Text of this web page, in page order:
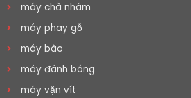
máy chà nhám
máy phay gỗ
máy bào
máy đánh bóng
máy vặn vít